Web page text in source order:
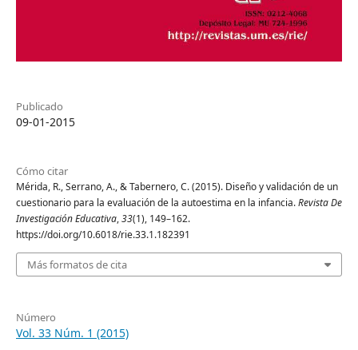
Publicado
09-01-2015
Cómo citar
Mérida, R., Serrano, A., & Tabernero, C. (2015). Diseño y validación de un
cuestionario para la evaluación de la autoestima en la infancia.Revista De
Investigación Educativa,33(1), 149–162.
https://doi.org/10.6018/rie.33.1.182391
Más formatos de cita
Número
Vol. 33 Núm. 1 (2015)